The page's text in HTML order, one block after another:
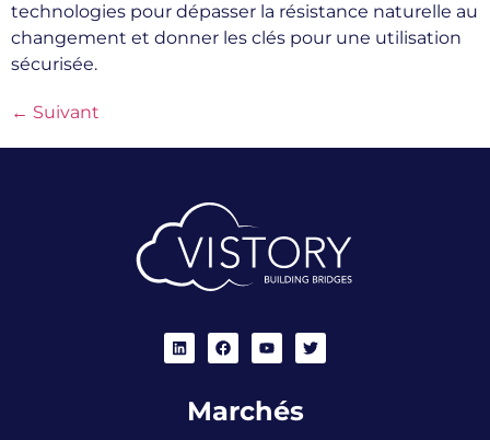
technologies pour dépasser la résistance naturelle au
changement et donner les clés pour une utilisation
sécurisée.
← Suivant
Marchés